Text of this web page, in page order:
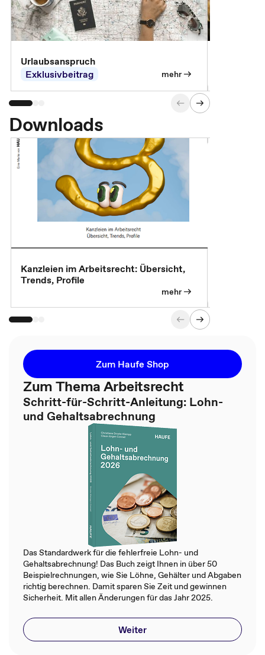
Urlaubsanspruch
Exklusivbeitrag
mehr
Downloads
Kanzleien im Arbeitsrecht: Übersicht,
Trends, Profile
mehr
Zum Haufe Shop
Zum Thema Arbeitsrecht
Schritt-für-Schritt-Anleitung: Lohn-
und Gehaltsabrechnung
Das Standardwerk für die fehlerfreie Lohn- und
Gehaltsabrechnung! Das Buch zeigt Ihnen in über 50
Beispielrechnungen, wie Sie Löhne, Gehälter und Abgaben
richtig berechnen. Damit sparen Sie Zeit und gewinnen
Sicherheit. Mit allen Änderungen für das Jahr 2025.
Weiter